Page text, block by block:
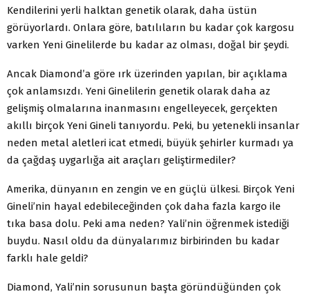
Kendilerini yerli halktan genetik olarak, daha üstün
görüyorlardı. Onlara göre, batılıların bu kadar çok kargosu
varken Yeni Ginelilerde bu kadar az olması, doğal bir şeydi.
Ancak Diamond’a göre ırk üzerinden yapılan, bir açıklama
çok anlamsızdı. Yeni Ginelilerin genetik olarak daha az
gelişmiş olmalarına inanmasını engelleyecek, gerçekten
akıllı birçok Yeni Gineli tanıyordu. Peki, bu yetenekli insanlar
neden metal aletleri icat etmedi, büyük şehirler kurmadı ya
da çağdaş uygarlığa ait araçları geliştirmediler?
Amerika, dünyanın en zengin ve en güçlü ülkesi. Birçok Yeni
Gineli’nin hayal edebileceğinden çok daha fazla kargo ile
tıka basa dolu. Peki ama neden? Yali’nin öğrenmek istediği
buydu. Nasıl oldu da dünyalarımız birbirinden bu kadar
farklı hale geldi?
Diamond, Yali’nin sorusunun başta göründüğünden çok